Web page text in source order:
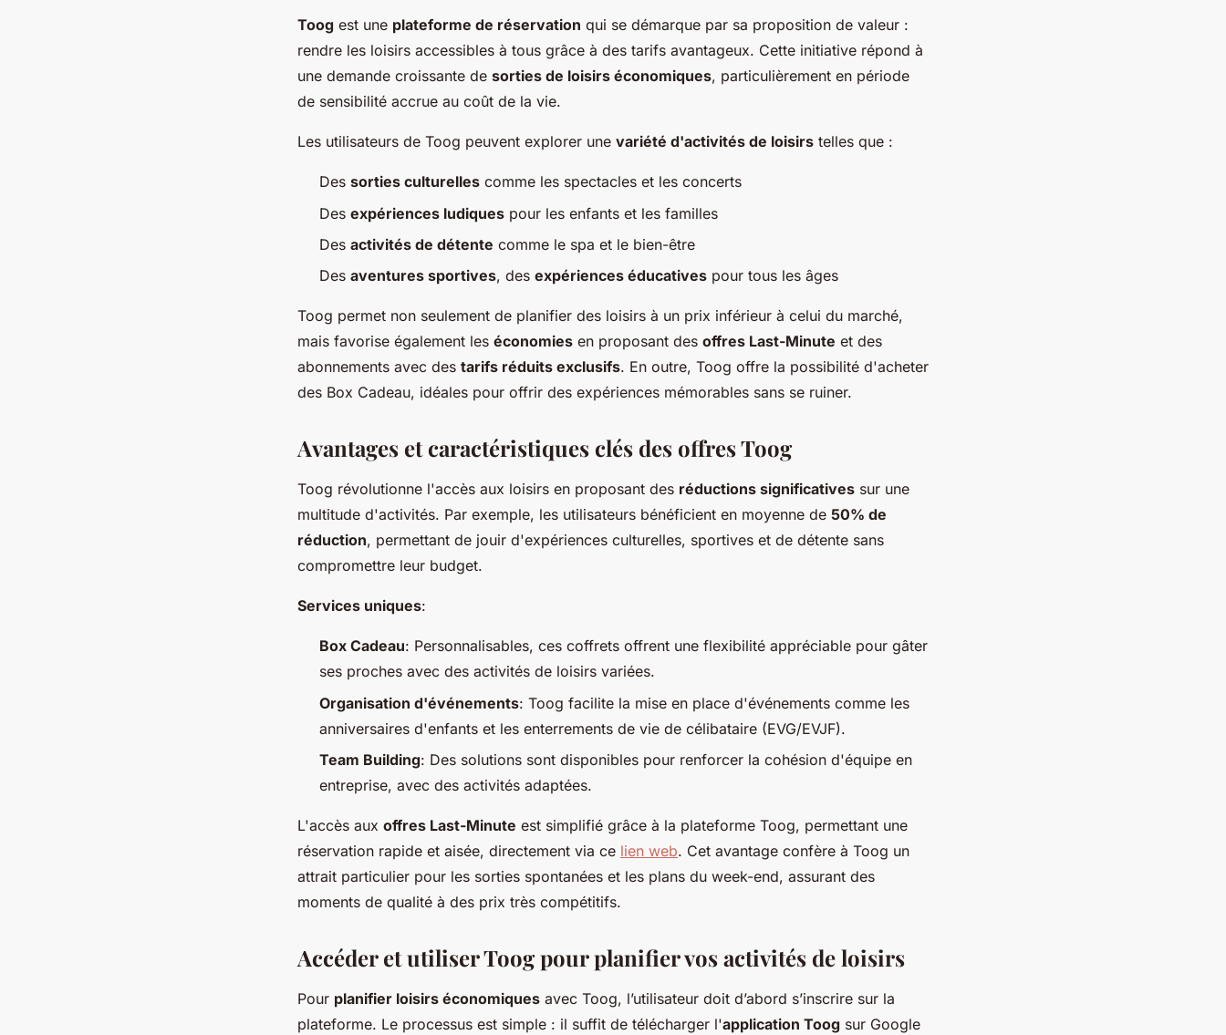
Toog est une plateforme de réservation qui se démarque par sa proposition de valeur :
rendre les loisirs accessibles à tous grâce à des tarifs avantageux. Cette initiative répond à
une demande croissante de sorties de loisirs économiques, particulièrement en période
de sensibilité accrue au coût de la vie.
Les utilisateurs de Toog peuvent explorer une variété d'activités de loisirs telles que :
Des sorties culturelles comme les spectacles et les concerts
Des expériences ludiques pour les enfants et les familles
Des activités de détente comme le spa et le bien-être
Des aventures sportives, des expériences éducatives pour tous les âges
Toog permet non seulement de planifier des loisirs à un prix inférieur à celui du marché,
mais favorise également les économies en proposant des offres Last-Minute et des
abonnements avec des tarifs réduits exclusifs. En outre, Toog offre la possibilité d'acheter
des Box Cadeau, idéales pour offrir des expériences mémorables sans se ruiner.
Avantages et caractéristiques clés des offres Toog
Toog révolutionne l'accès aux loisirs en proposant des réductions significatives sur une
multitude d'activités. Par exemple, les utilisateurs bénéficient en moyenne de 50% de
réduction, permettant de jouir d'expériences culturelles, sportives et de détente sans
compromettre leur budget.
Services uniques:
Box Cadeau: Personnalisables, ces coffrets offrent une flexibilité appréciable pour gâter
ses proches avec des activités de loisirs variées.
Organisation d'événements: Toog facilite la mise en place d'événements comme les
anniversaires d'enfants et les enterrements de vie de célibataire (EVG/EVJF).
Team Building: Des solutions sont disponibles pour renforcer la cohésion d'équipe en
entreprise, avec des activités adaptées.
L'accès aux offres Last-Minute est simplifié grâce à la plateforme Toog, permettant une
réservation rapide et aisée, directement via ce lien web. Cet avantage confère à Toog un
attrait particulier pour les sorties spontanées et les plans du week-end, assurant des
moments de qualité à des prix très compétitifs.
Accéder et utiliser Toog pour planifier vos activités de loisirs
Pour planifier loisirs économiques avec Toog, l’utilisateur doit d’abord s’inscrire sur la
plateforme. Le processus est simple : il suffit de télécharger l'application Toog sur Google